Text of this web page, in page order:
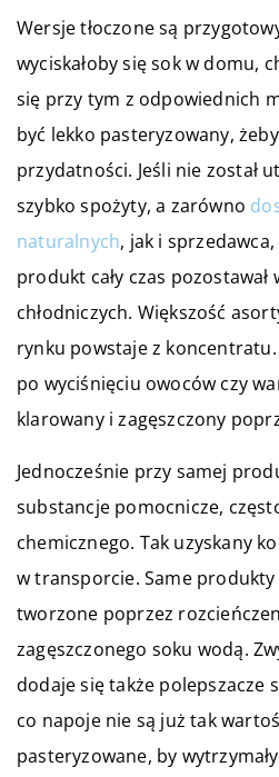
Wersje tłoczone są
wyciskałoby się sok w domu,
się przy tym z odpowiednich
być lekko pasteryzowany,
przydatności. Jeśli nie został
szybko spożyty, a zarówno
naturalnych, jak i
produkt cały czas pozostawał
chłodniczych. Większość
rynku powstaje z
po wyciśnięciu owoców czy
klarowany i zagęszczony
Jednocześnie przy samej
substancje pomocnicze,
chemicznego. Tak uzyskany
w transporcie. Same
tworzone poprzez
zagęszczonego soku wodą.
dodaje się także polepszacze
co napoje nie są już tak
pasteryzowane, by